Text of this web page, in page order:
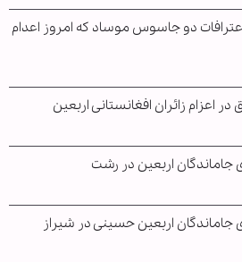
دو جاسوس موساد که امروز اعدام
در اعزام زائران افغانستانی اربعین
جاماندگان اربعین در رشت
جاماندگان اربعین حسینی در شیراز